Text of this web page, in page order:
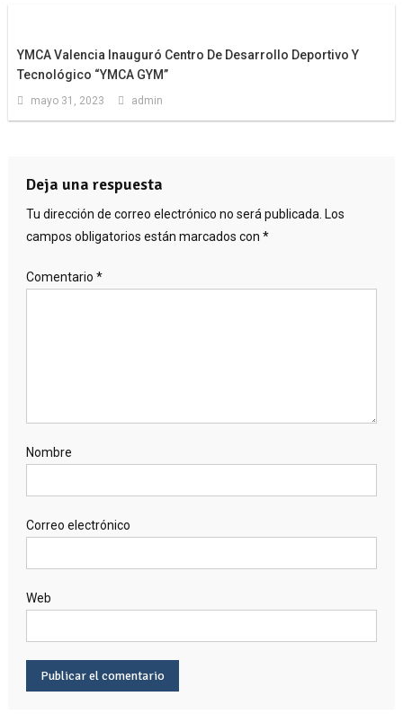
YMCA Valencia Inauguró Centro De Desarrollo Deportivo Y
Tecnológico “YMCA GYM”
mayo 31, 2023 admin
Deja una respuesta
Tu dirección de correo electrónico no será publicada. Los
campos obligatorios están marcados con *
Comentario *
Nombre
Correo electrónico
Web